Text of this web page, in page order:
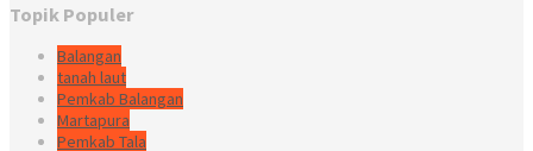
Topik Populer
Balangan
tanah laut
Pemkab Balangan
Martapura
Pemkab Tala